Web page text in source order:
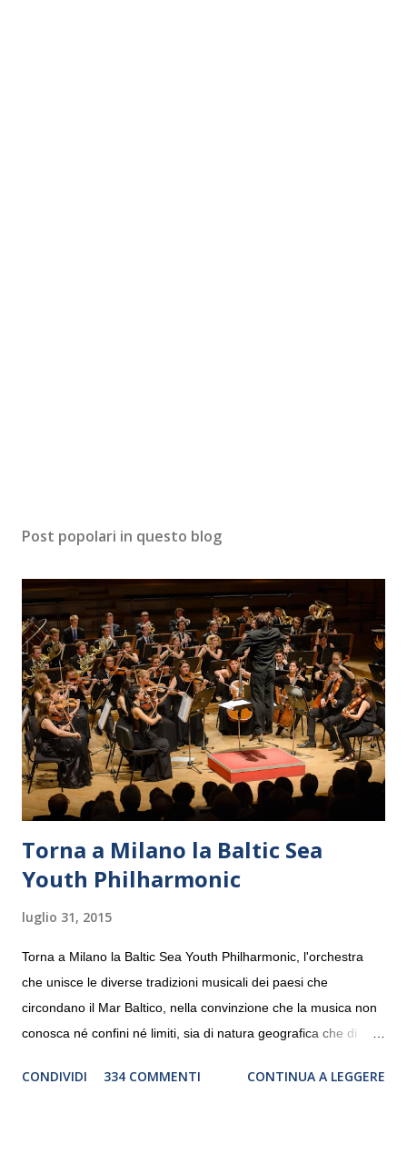
Post popolari in questo blog
Torna a Milano la Baltic Sea
Youth Philharmonic
luglio 31, 2015
Torna a Milano la Baltic Sea Youth Philharmonic, l'orchestra
che unisce le diverse tradizioni musicali dei paesi che
circondano il Mar Baltico, nella convinzione che la musica non
conosca né confini né limiti, sia di natura geografica che di
debutterà il 10 settembre a Heiden, in Germania, e toccherà, in
CONDIVIDI 334 COMMENTI CONTINUA A LEGGERE